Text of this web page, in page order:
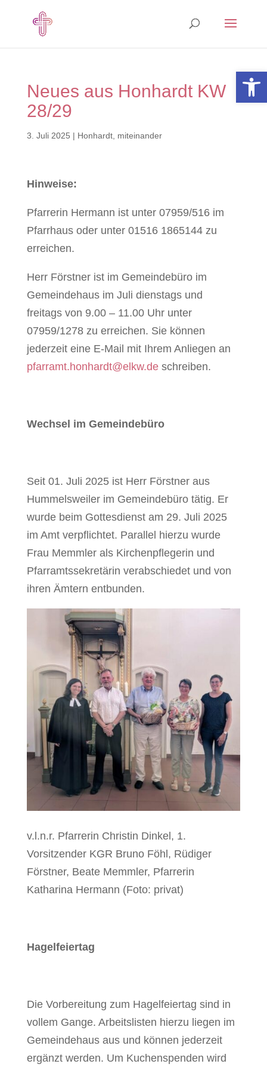
Neues aus Honhardt KW
28/29
3. Juli 2025 | Honhardt, miteinander
Hinweise:
Pfarrerin Hermann ist unter 07959/516 im
Pfarrhaus oder unter 01516 1865144 zu
erreichen.
Herr Förstner ist im Gemeindebüro im
Gemeindehaus im Juli dienstags und
freitags von 9.00 – 11.00 Uhr unter
07959/1278 zu erreichen. Sie können
jederzeit eine E-Mail mit Ihrem Anliegen an
pfarramt.honhardt@elkw.deschreiben.
Wechsel im Gemeindebüro
Seit 01. Juli 2025 ist Herr Förstner aus
Hummelsweiler im Gemeindebüro tätig. Er
wurde beim Gottesdienst am 29. Juli 2025
im Amt verpflichtet. Parallel hierzu wurde
Frau Memmler als Kirchenpflegerin und
Pfarramtssekretärin verabschiedet und von
ihren Ämtern entbunden.
v.l.n.r. Pfarrerin Christin Dinkel, 1.
Vorsitzender KGR Bruno Föhl, Rüdiger
Förstner, Beate Memmler, Pfarrerin
Katharina Hermann (Foto: privat)
Hagelfeiertag
Die Vorbereitung zum Hagelfeiertag sind in
vollem Gange. Arbeitslisten hierzu liegen im
Gemeindehaus aus und können jederzeit
ergänzt werden. Um Kuchenspenden wird